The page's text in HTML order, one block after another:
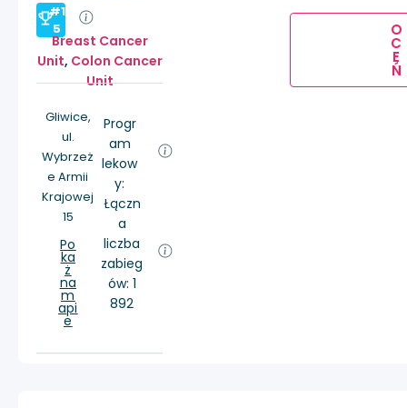
#1
5
Breast Cancer
Unit, Colon Cancer
Unit
Gliwice,
ul.
Wybrzeż
e Armii
Krajowej
15
Po
ka
ż
na
m
api
e
Progr
am
lekow
y:
Łączn
a
liczba
zabieg
ów: 1
892
O
C
E
Ń